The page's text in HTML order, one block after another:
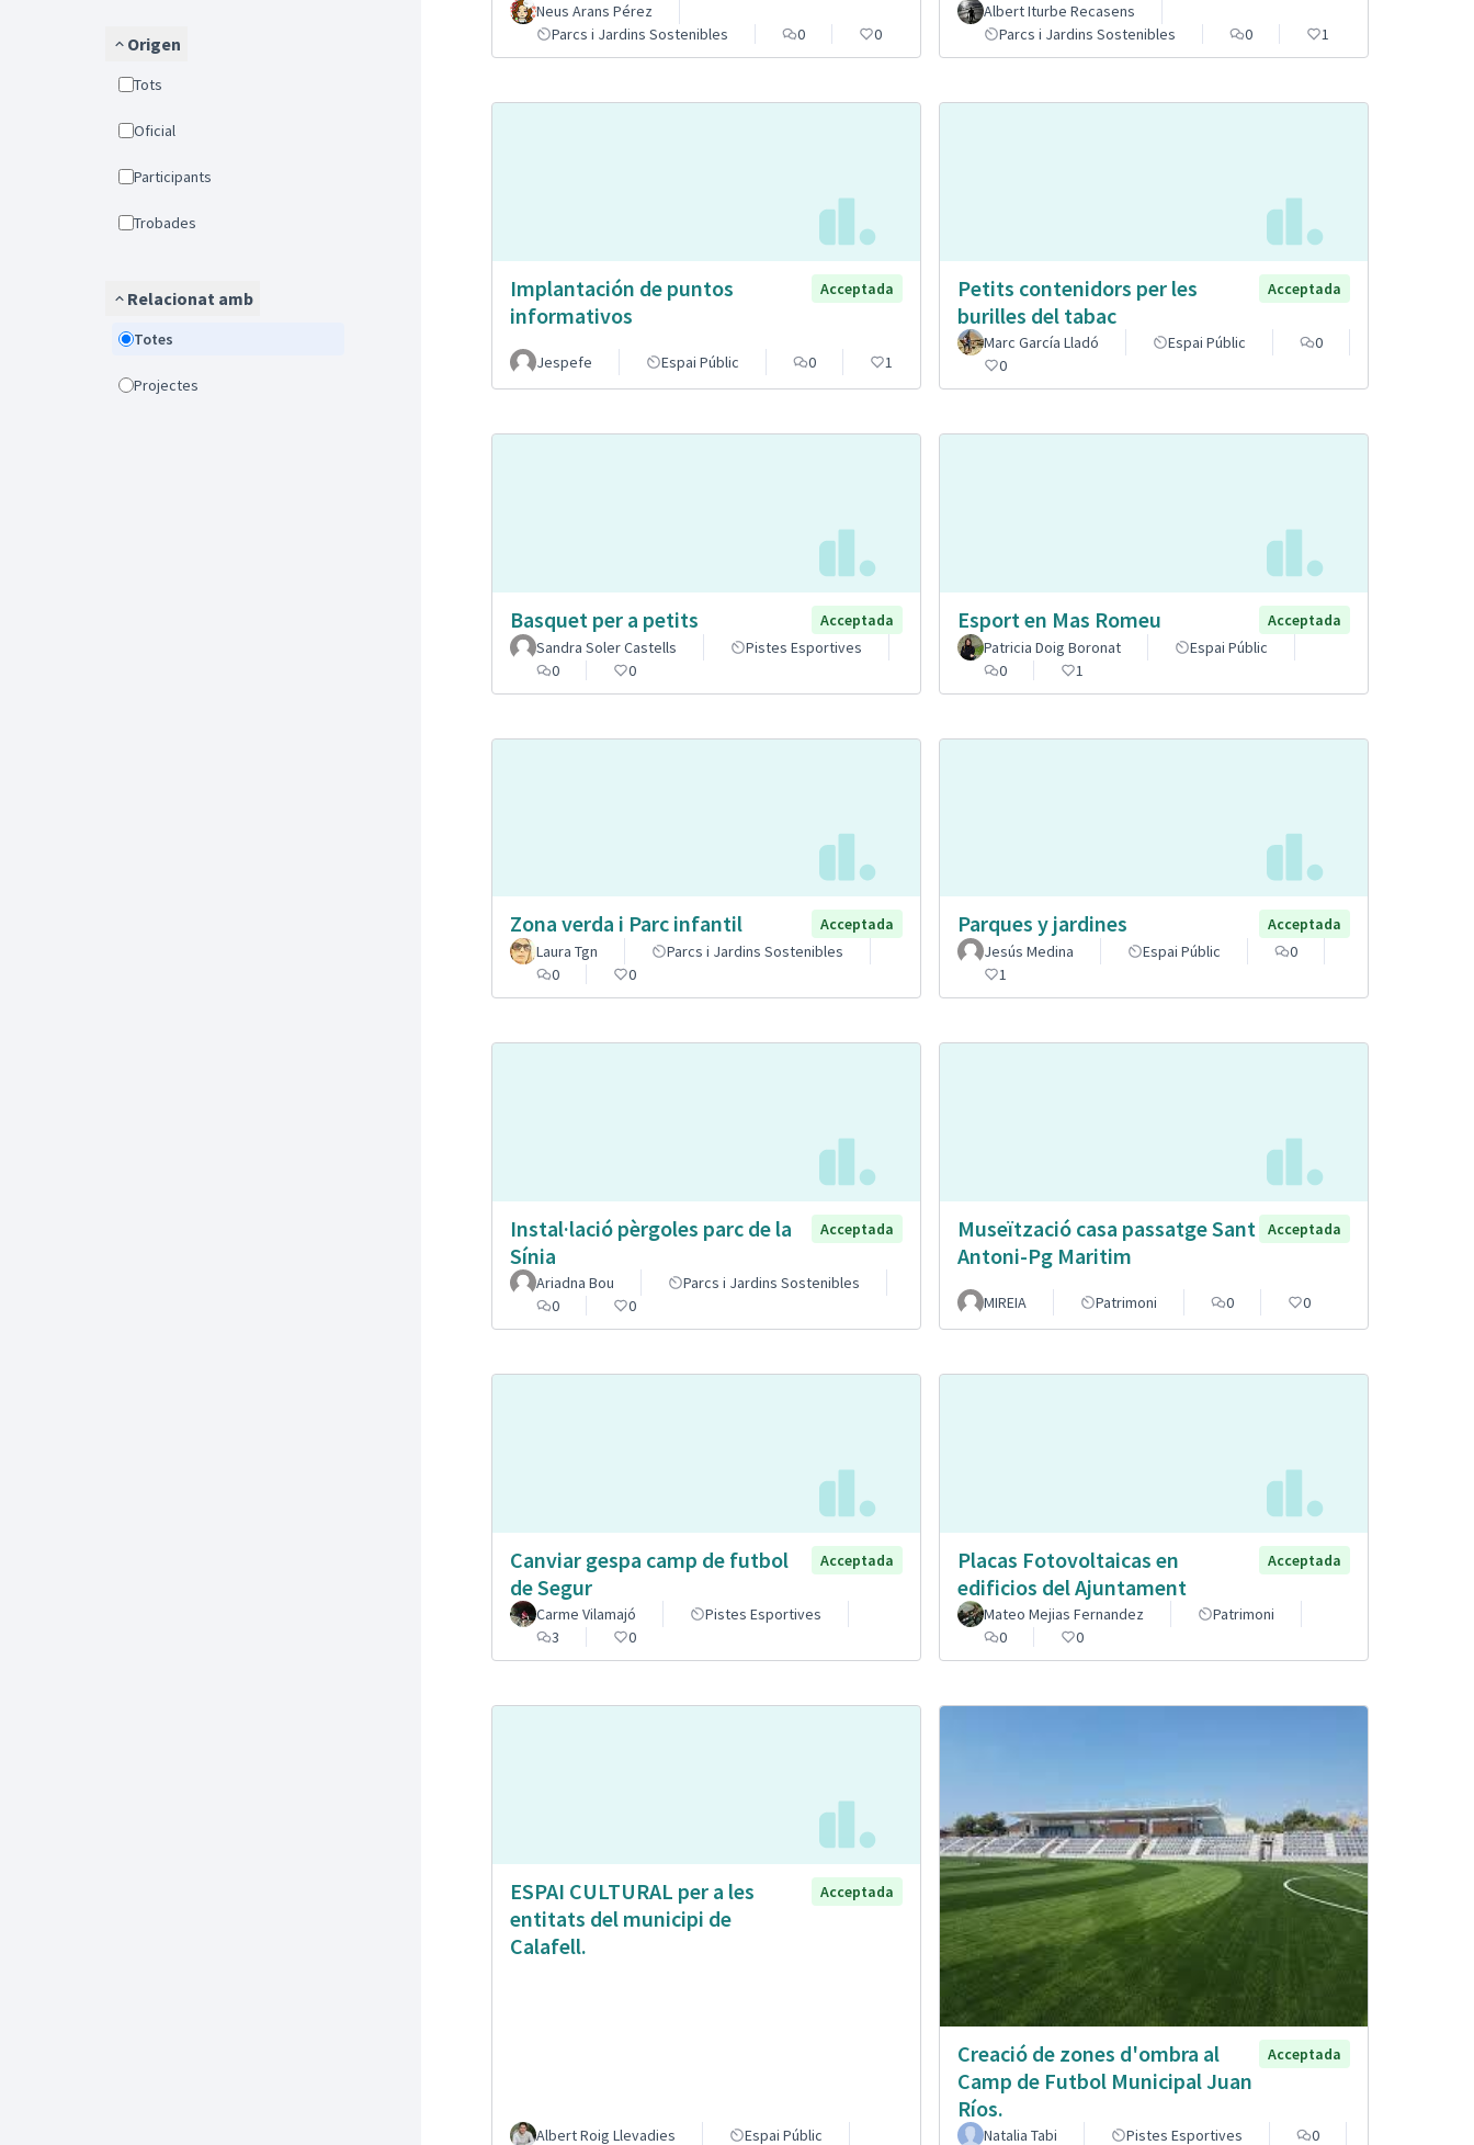
Origen
Tots
Oficial
Participants
Trobades
Relacionat amb
Totes
Projectes
Neus Arans Pérez
Parcs i Jardins Sostenibles
0 0
Albert Iturbe Recasens
Parcs i Jardins Sostenibles
0 1
Implantación de puntos
informativos
Acceptada
Jespefe Espai Públic 0 1
Petits contenidors per les
burilles del tabac
Acceptada
Marc García Lladó Espai Públic
0
0
Basquet per a petits
Acceptada
Sandra Soler Castells
Pistes Esportives
0
0
Esport en Mas Romeu
Acceptada
Patricia Doig Boronat
Espai Públic
0
1
Zona verda i Parc infantil
Acceptada
Laura Tgn
Parcs i Jardins Sostenibles
0
0
Parques y jardines
Acceptada
Jesús Medina
Espai Públic
0
1
Instal·lació pèrgoles parc de la
Sínia
Acceptada
Ariadna Bou
Parcs i Jardins Sostenibles
0
0
Museïtzació casa passatge Sant
Antoni-Pg Maritim
Acceptada
MIREIA Patrimoni 0 0
Canviar gespa camp de futbol
de Segur
Acceptada
Carme Vilamajó
Pistes Esportives
3
0
Placas Fotovoltaicas en
edificios del Ajuntament
Acceptada
Mateo Mejias Fernandez
Patrimoni
0
0
ESPAI CULTURAL per a les
entitats del municipi de
Calafell.
Acceptada
Albert Roig Llevadies Espai Públic
Creació de zones d'ombra al
Camp de Futbol Municipal Juan
Ríos.
Acceptada
Natalia Tabi Pistes Esportives 0